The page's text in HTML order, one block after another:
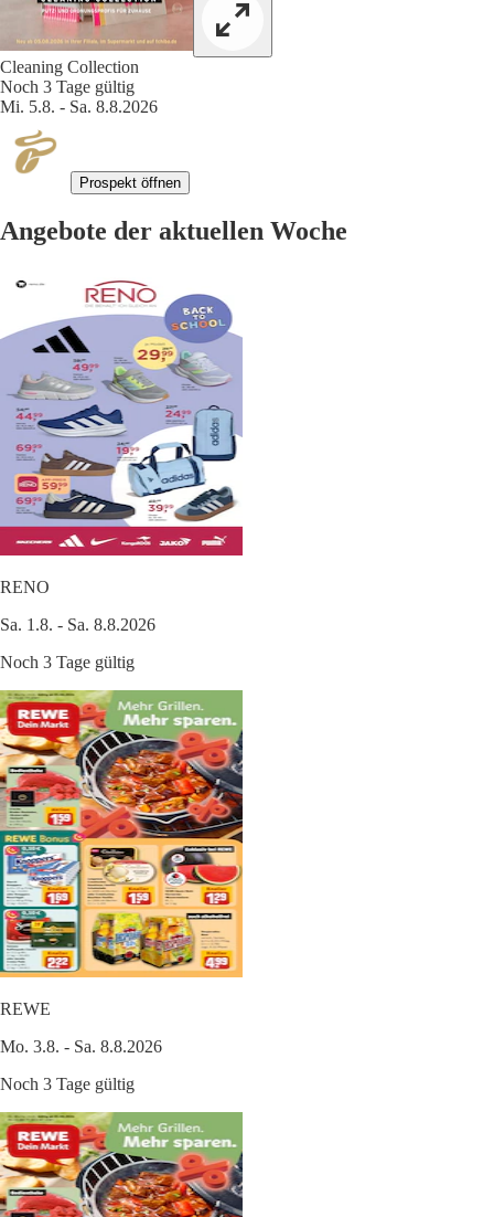
Cleaning Collection
Noch 3 Tage gültig
Mi. 5.8. - Sa. 8.8.2026
Prospekt öffnen
Angebote der aktuellen Woche
RENO
Sa. 1.8. - Sa. 8.8.2026
Noch 3 Tage gültig
REWE
Mo. 3.8. - Sa. 8.8.2026
Noch 3 Tage gültig